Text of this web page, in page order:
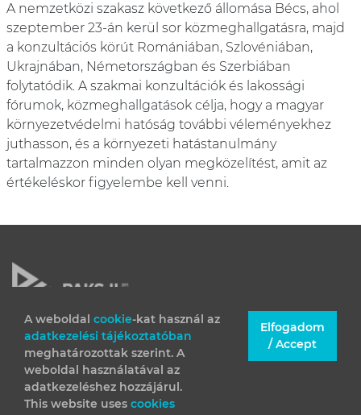
A weboldal cookie-kat használ az
adatkezelési tájékoztatóban
meghatározottak szerint. A
weboldal használatával az
adatkezeléshez hozzájárul.
This website uses cookies
Elfogadom
/ Accept
A nemzetközi szakasz következő állomása Bécs, ahol
szeptember 23-án kerül sor közmeghallgatásra, majd
a konzultációs körút Romániában, Szlovéniában,
Ukrajnában, Németországban és Szerbiában
folytatódik. A szakmai konzultációk és lakossági
fórumok, közmeghallgatások célja, hogy a magyar
környezetvédelmi hatóság további véleményekhez
juthasson, és a környezeti hatástanulmány
tartalmazzon minden olyan megközelítést, amit az
értékeléskor figyelembe kell venni.
JOGI INFORMÁCIÓK
IMPRESSZUM